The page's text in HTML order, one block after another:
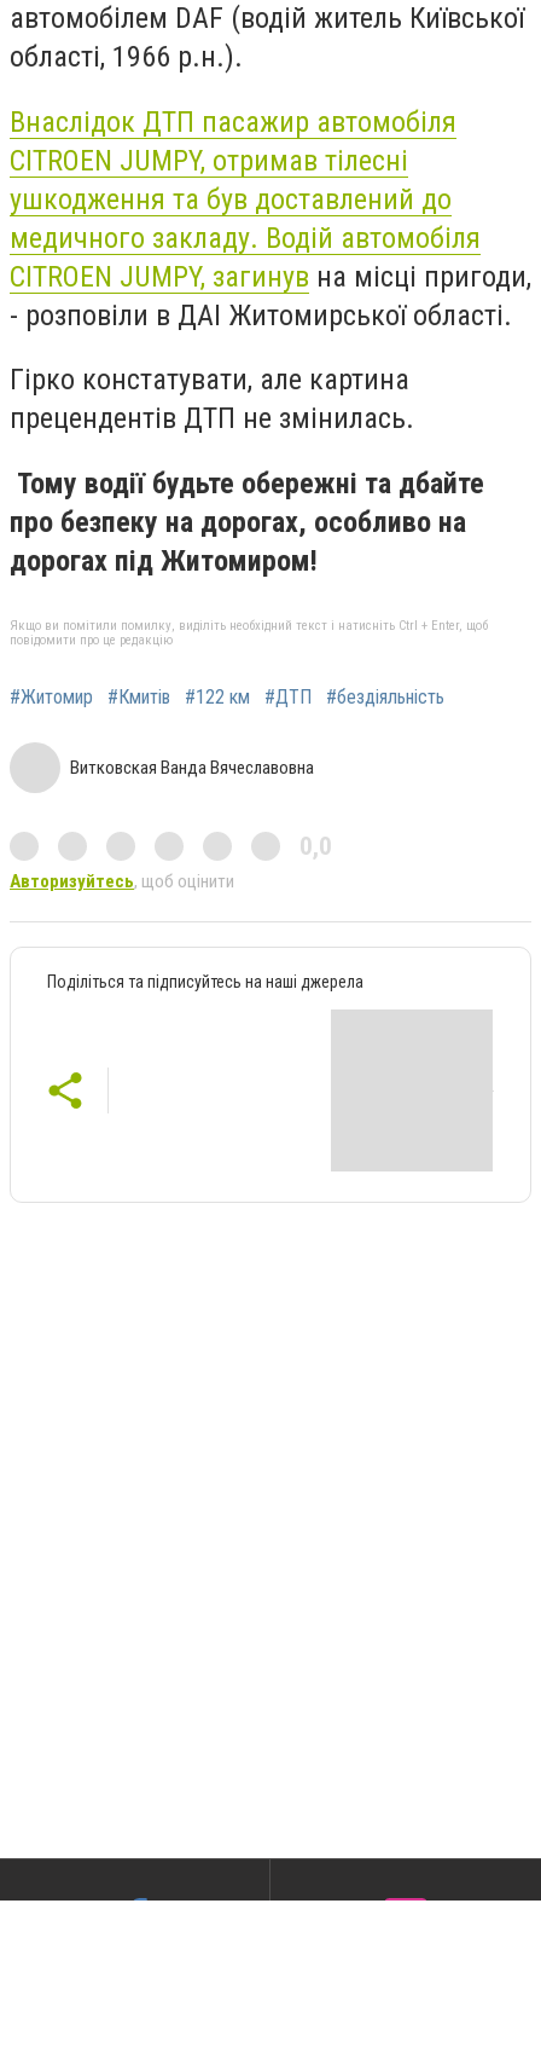
автомобілем DAF (водій житель Київської
області, 1966 р.н.).
Внаслідок ДТП пасажир автомобіля
CITROEN JUMPY, отримав тілесні
ушкодження та був доставлений до
медичного закладу. Водій автомобіля
CITROEN JUMPY, загинув на місці пригоди,
- розповіли в ДАІ Житомирської області.
Гірко констатувати, але картина
прецендентів ДТП не змінилась.
Тому водії будьте обережні та дбайте
про безпеку на дорогах, особливо на
дорогах під Житомиром!
Якщо ви помітили помилку, виділіть необхідний текст і натисніть Ctrl + Enter, щоб
повідомити про це редакцію
#Житомир #Кмитів #122 км #ДТП #бездіяльність
Витковская Ванда Вячеславовна
0,0
Авторизуйтесь, щоб оцінити
Поділіться та підписуйтесь на наші джерела